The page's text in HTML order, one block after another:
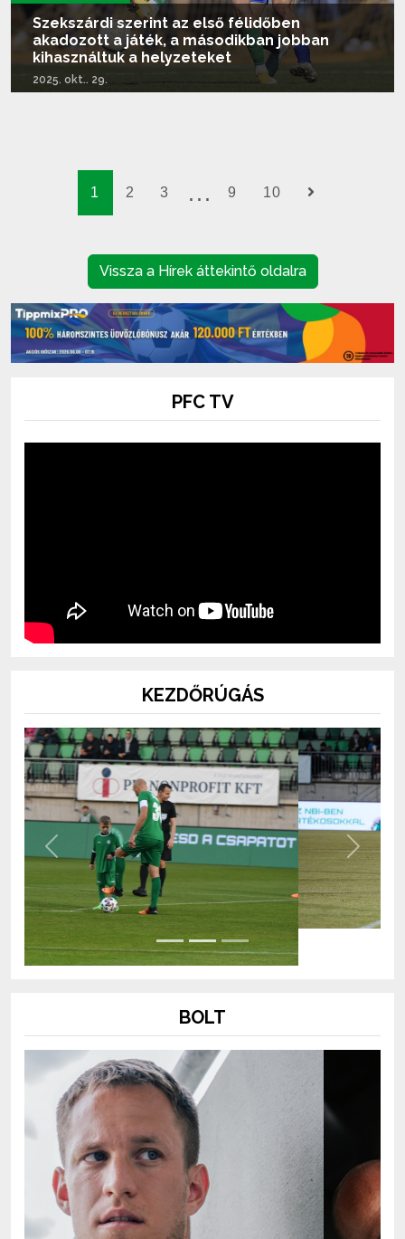
Szekszárdi szerint az első félidőben
akadozott a játék, a másodikban jobban
kihasználtuk a helyzeteket
2025. okt.. 29.
1 2 3 9 10
Vissza a Hírek áttekintő oldalra
PFC TV
KEZDŐRÚGÁS
Previous Next